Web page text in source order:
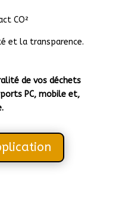
CO²
et la transparence.
de vos déchets
PC, mobile et,